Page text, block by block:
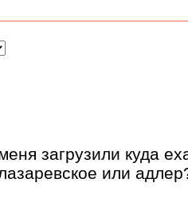
загрузили куда
или